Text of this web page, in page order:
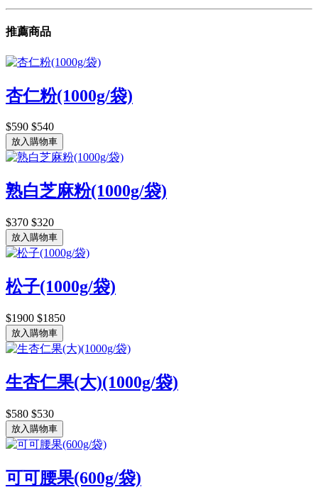
推薦商品
杏仁粉(1000g/袋)
$590 $540
放入購物車
熟白芝麻粉(1000g/袋)
$370 $320
放入購物車
松子(1000g/袋)
$1900 $1850
放入購物車
生杏仁果(大)(1000g/袋)
$580 $530
放入購物車
可可腰果(600g/袋)